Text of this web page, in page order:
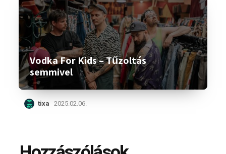
Vodka For Kids – Tűzoltás
semmivel
tixa 2025.02.06.